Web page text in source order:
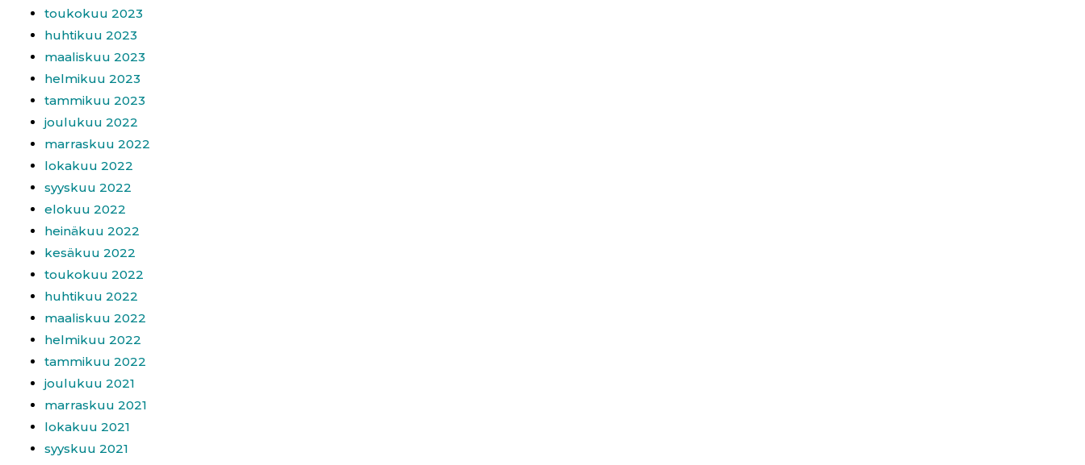
toukokuu 2023
huhtikuu 2023
maaliskuu 2023
helmikuu 2023
tammikuu 2023
joulukuu 2022
marraskuu 2022
lokakuu 2022
syyskuu 2022
elokuu 2022
heinäkuu 2022
kesäkuu 2022
toukokuu 2022
huhtikuu 2022
maaliskuu 2022
helmikuu 2022
tammikuu 2022
joulukuu 2021
marraskuu 2021
lokakuu 2021
syyskuu 2021